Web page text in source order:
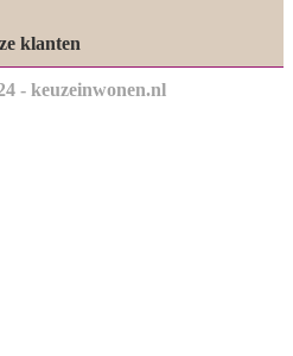
klanten
- keuzeinwonen.nl